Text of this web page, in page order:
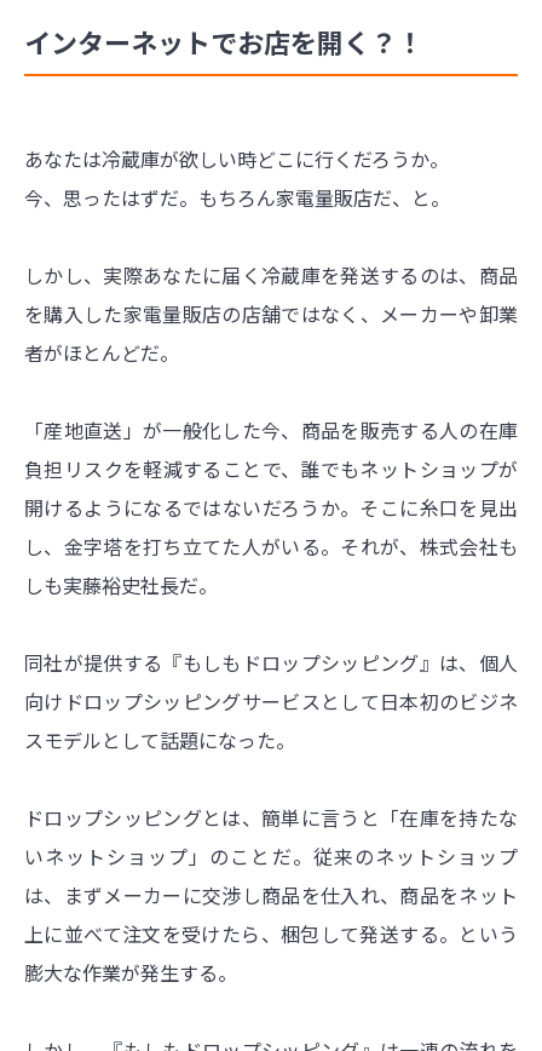
インターネットでお店を開く？！
あなたは冷蔵庫が欲しい時どこに行くだろうか。
今、思ったはずだ。もちろん家電量販店だ、と。
しかし、実際あなたに届く冷蔵庫を発送するのは、商品
を購入した家電量販店の店舗ではなく、メーカーや卸業
者がほとんどだ。
「産地直送」が一般化した今、商品を販売する人の在庫
負担リスクを軽減することで、誰でもネットショップが
開けるようになるではないだろうか。そこに糸口を見出
し、金字塔を打ち立てた人がいる。それが、株式会社も
しも実藤裕史社長だ。
同社が提供する『もしもドロップシッピング』は、個人
向けドロップシッピングサービスとして日本初のビジネ
スモデルとして話題になった。
ドロップシッピングとは、簡単に言うと「在庫を持たな
いネットショップ」のことだ。従来のネットショップ
は、まずメーカーに交渉し商品を仕入れ、商品をネット
上に並べて注文を受けたら、梱包して発送する。という
膨大な作業が発生する。